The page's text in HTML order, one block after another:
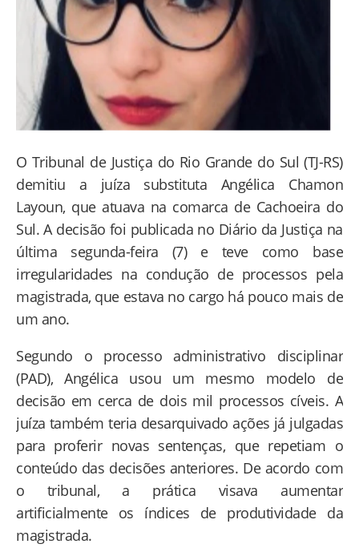
O Tribunal de Justiça do Rio Grande do Sul (TJ-RS)
demitiu a juíza substituta Angélica Chamon
Layoun, que atuava na comarca de Cachoeira do
Sul. A decisão foi publicada no Diário da Justiça na
última segunda-feira (7) e teve como base
irregularidades na condução de processos pela
magistrada, que estava no cargo há pouco mais de
um ano.
Segundo o processo administrativo disciplinar
(PAD), Angélica usou um mesmo modelo de
decisão em cerca de dois mil processos cíveis. A
juíza também teria desarquivado ações já julgadas
para proferir novas sentenças, que repetiam o
conteúdo das decisões anteriores. De acordo com
o tribunal, a prática visava aumentar
artificialmente os índices de produtividade da
magistrada.